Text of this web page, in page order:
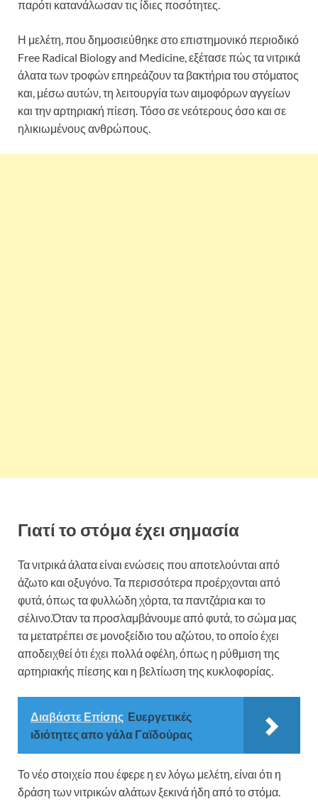
παρότι κατανάλωσαν τις ίδιες ποσότητες.
Η μελέτη, που δημοσιεύθηκε στο επιστημονικό περιοδικό
Free Radical Biology and Medicine, εξέτασε πώς τα νιτρικά
άλατα των τροφών επηρεάζουν τα βακτήρια του στόματος
και, μέσω αυτών, τη λειτουργία των αιμοφόρων αγγείων
και την αρτηριακή πίεση. Τόσο σε νεότερους όσο και σε
ηλικιωμένους ανθρώπους.
Γιατί το στόμα έχει σημασία
Τα νιτρικά άλατα είναι ενώσεις που αποτελούνται από
άζωτο και οξυγόνο. Τα περισσότερα προέρχονται από
φυτά, όπως τα φυλλώδη χόρτα, τα παντζάρια και το
σέλινο.Όταν τα προσλαμβάνουμε από φυτά, το σώμα μας
τα μετατρέπει σε μονοξείδιο του αζώτου, το οποίο έχει
αποδειχθεί ότι έχει πολλά οφέλη, όπως η ρύθμιση της
αρτηριακής πίεσης και η βελτίωση της κυκλοφορίας.
Διαβάστε Επίσης Ευεργετικές
ιδιότητες απο γάλα Γαϊδούρας
Το νέο στοιχείο που έφερε η εν λόγω μελέτη, είναι ότι η
δράση των νιτρικών αλάτων ξεκινά ήδη από το στόμα.